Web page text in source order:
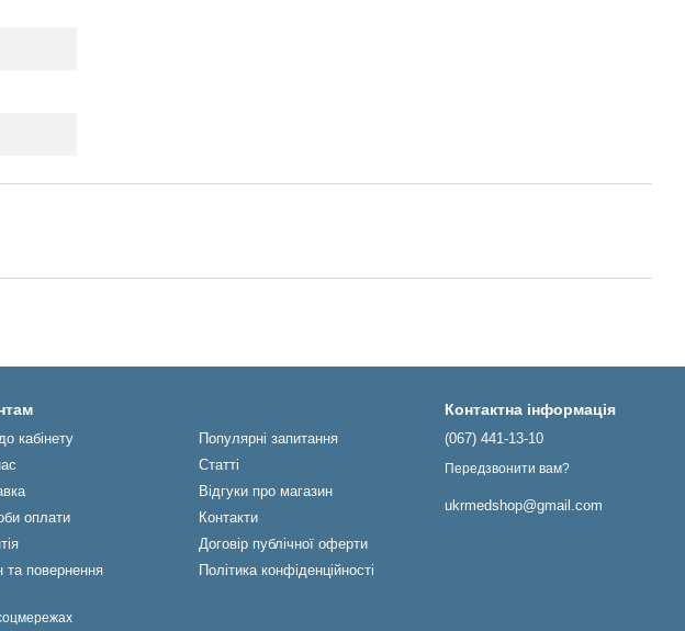
кабінету
оплати
та повернення
Популярні запитання
Статті
Відгуки про магазин
Контакти
Договір публічної оферти
Політика конфіденційності
Контактна інформація
(067) 441-13-10
Передзвонити вам?
ukrmedshop@gmail.com